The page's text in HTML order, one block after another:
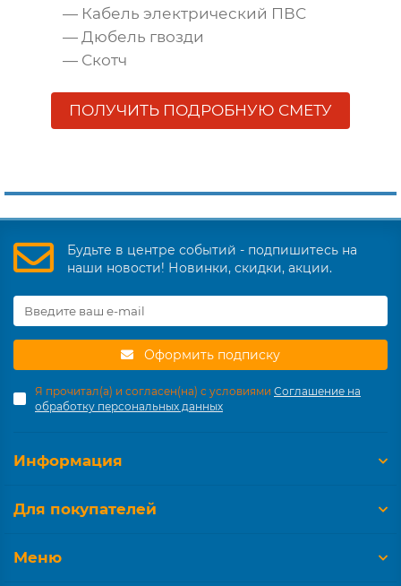
— Кабель электрический ПВС
— Дюбель гвозди
— Скотч
ПОЛУЧИТЬ ПОДРОБНУЮ СМЕТУ
Будьте в центре событий - подпишитесь на
наши новости! Новинки, скидки, акции.
Оформить подписку
Я прочитал(а) и согласен(на) с условиями Соглашение на
обработку персональных данных
Информация
Для покупателей
Меню